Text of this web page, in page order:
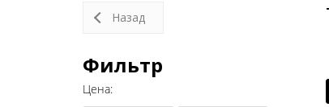
Назад
Фильтр
Цена: